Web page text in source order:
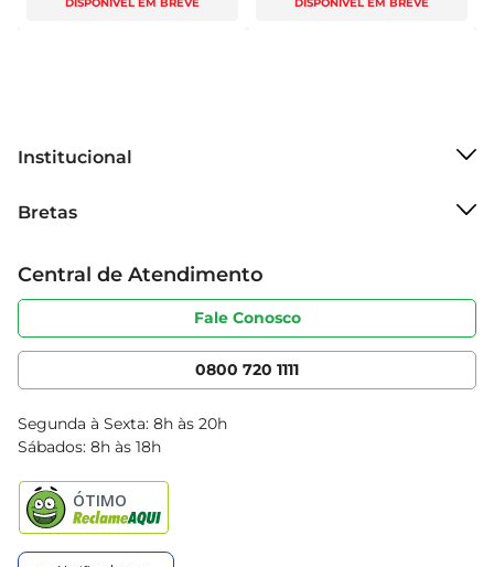
DISPONÍVEL EM BREVE DISPONÍVEL EM BREVE
Institucional
Grupo Cencosud
Sobre privacidade
Portal do fornecedor
Cencosud Media
Bretas
Produtos Bretas
Código de ética
Serviços
Clube Bretas
Blog Bretas
Black Friday
Central de Atendimento
Fale Conosco
0800 720 1111
Segunda à Sexta: 8h às 20h
Sábados: 8h às 18h